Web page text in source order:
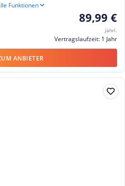
Funktionen
89,99 €
jährl.
Vertragslaufzeit: 1 Jahr
ANBIETER